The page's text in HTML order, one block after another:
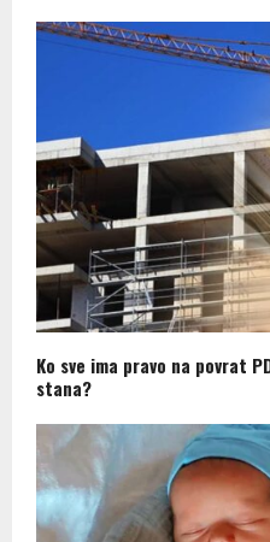
Ko sve ima pravo na povrat
stana?